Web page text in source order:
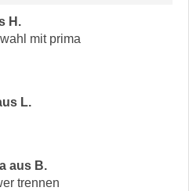
H.
mit prima
L.
aus B.
trennen